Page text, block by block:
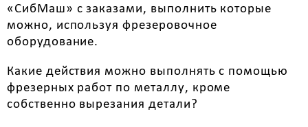
«СибМаш» с заказами, выполнить которые
можно, используя фрезеровочное
оборудование.
Какие действия можно выполнять с помощью
фрезерных работ по металлу, кроме
собственно вырезания детали?